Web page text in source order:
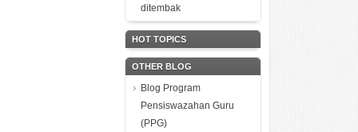
ditembak
HOT TOPICS
OTHER BLOG
Blog Program
Pensiswazahan Guru
(PPG)